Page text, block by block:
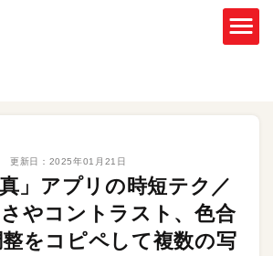
更新日： 2025年01月21日
」アプリの時短テク／
やコントラスト、色合
をコピペして複数の写